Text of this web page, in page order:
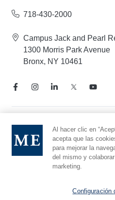
718-430-2000
Campus Jack and Pearl
1300 Morris Park Avenue
Bronx, NY 10461
Aviso de prácticas de privacidad
Línea directa de cumplimiento
Denunciar maltrato
Preferencias de cookies
Al hacer clic en
acepta que las
para mejorar la
del mismo y
marketing.
Configuración